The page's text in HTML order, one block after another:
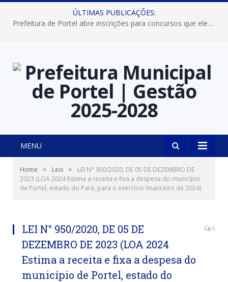
ÚLTIMAS PUBLICAÇÕES:
Prefeitura de Portel abre inscrições para concursos que elegerão os destaques do Verão 2026
MENU
Home » Leis »
LEI N° 950/2020, DE 05 DE DEZEMBRO DE
2023 (LOA 2024 Estima a receita e fixa a despesa do município
de Portel, estado do Pará, para o exercício financeiro de 2024)
LEI N° 950/2020, DE 05 DE
DEZEMBRO DE 2023 (LOA 2024
Estima a receita e fixa a despesa do
município de Portel, estado do
0